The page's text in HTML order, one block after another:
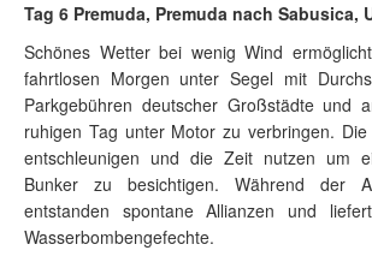
Tag 6 Premuda, Premuda nach Sabusica,
Schönes Wetter bei wenig Wind
fahrtlosen Morgen unter Segel mit
Parkgebühren deutscher Großstädte und
ruhigen Tag unter Motor zu verbringen.
entschleunigen und die Zeit nutzen um
Bunker zu besichtigen. Während der
entstanden spontane Allianzen und
Wasserbombengefechte.